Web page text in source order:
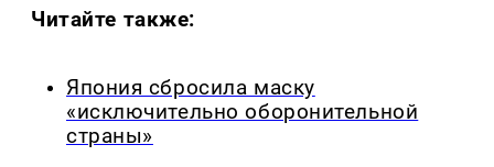
Читайте также:
Япония сбросила маску
«исключительно оборонительной
страны»